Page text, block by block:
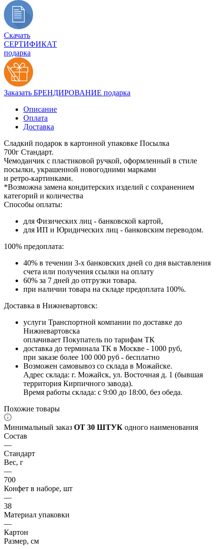
Скачать
СЕРТИФИКАТ
подарка
Заказать БРЕНДИРОВАНИЕ подарка
Описание
Оплата
Доставка
Сладкий подарок в картонной упаковке Посылка
700г Стандарт.
Чемоданчик с пластиковой ручкой, оформленный в стиле
посылки, украшенной новогодними марками
и ретро‑картинками.
*Возможна замена кондитерских изделий с сохранением
категорий и количества
Способы оплаты:
для Физических лиц - банковской картой,
для ИП и Юридических лиц - банковским переводом.
100% предоплата:
40% в течении 3-х банковских дней со дня выставления
счета или получения ссылки на оплату
60% за 7 дней до отгрузки товара.
при наличии товара на складе предоплата 100%.
Доставка в Нижневартовск:
услуги Транспортной компании по доставке до
Нижневартовска
оплачивает Покупатель по тарифам ТК
доставка до терминала ТК в Москве - 1000 руб,
при заказе более 100 000 руб - бесплатно
Возможен самовывоз со склада в Можайске.
Адрес склада: г. Можайск, ул. Восточная д. 1 (бывшая
территория Кирпичного завода).
Время работы склада: с 9:00 до 18:00, без обеда.
Похожие товары
Минимальный заказ ОТ 30 ШТУК одного наименования
Состав
—
Стандарт
Вес, г
—
700
Конфет в наборе, шт
—
38
Материал упаковки
—
Картон
Размер, см